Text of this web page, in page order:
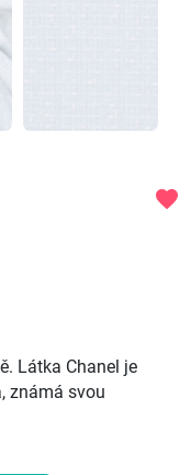
favorite
Látka Chanel je
známá svou